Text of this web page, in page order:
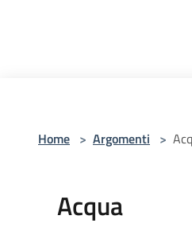
Home > Argomenti >
Acqua